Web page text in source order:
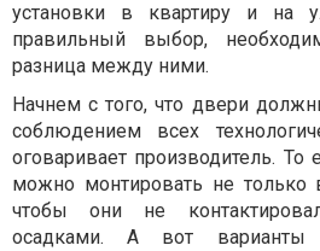
установки в квартиру и на
правильный выбор,
разница между ними.
Начнем с того, что двери
соблюдением всех
оговаривает производитель. То
можно монтировать не только
чтобы они не
осадками. А вот